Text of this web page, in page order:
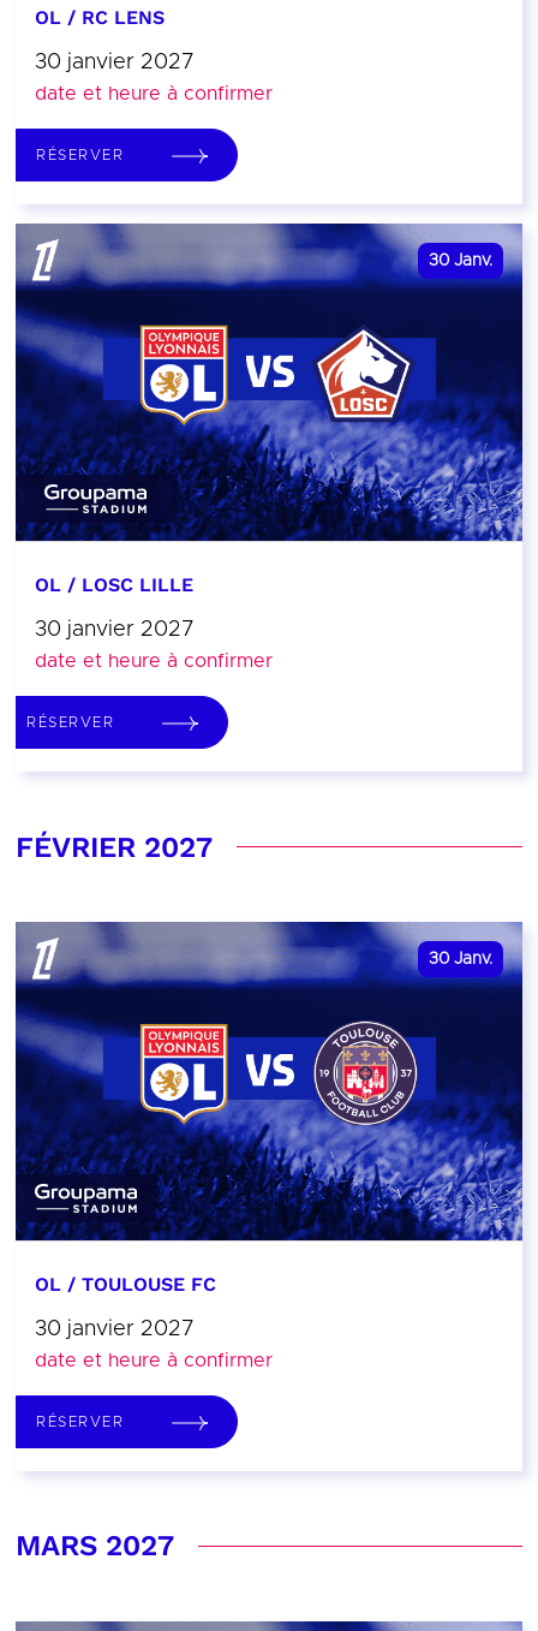
OL / RC LENS
30 janvier 2027
date et heure à confirmer
RÉSERVER
30 Janv.
OL / LOSC LILLE
30 janvier 2027
date et heure à confirmer
RÉSERVER
FÉVRIER 2027
30 Janv.
OL / TOULOUSE FC
30 janvier 2027
date et heure à confirmer
RÉSERVER
MARS 2027